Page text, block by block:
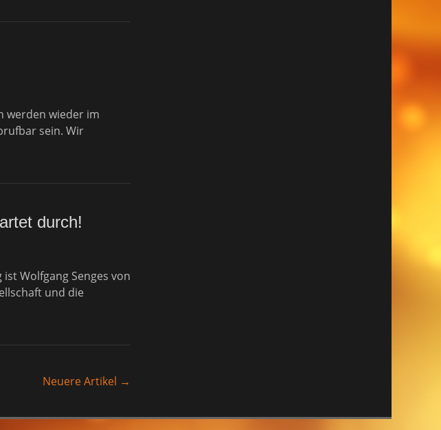
werden wieder im
sein. Wir
durch!
Wolfgang Senges von
und die
Neuere Artikel →